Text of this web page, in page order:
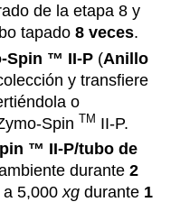
de la etapa 8 y
tapado8 veces.
Spin ™ II-P (Anillo
y transfiere
o
Spin TM II-P.
™ II-P/tubo de
durante2
a 5,000xg durante 1